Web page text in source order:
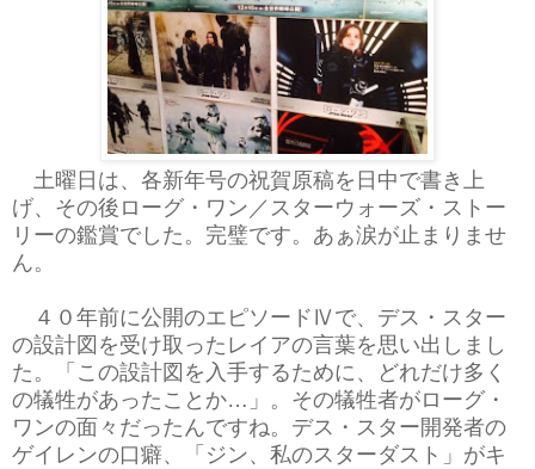
土曜日は、各新年号の祝賀原稿を日中で書き上
げ、その後ローグ・ワン／スターウォーズ・ストー
リーの鑑賞でした。完璧です。あぁ涙が止まりませ
ん。
４０年前に公開のエピソードⅣで、デス・スター
の設計図を受け取ったレイアの言葉を思い出しまし
た。「この設計図を入手するために、どれだけ多く
の犠牲があったことか…」。その犠牲者がローグ・
ワンの面々だったんですね。デス・スター開発者の
ゲイレンの口癖、「ジン、私のスターダスト」がキ